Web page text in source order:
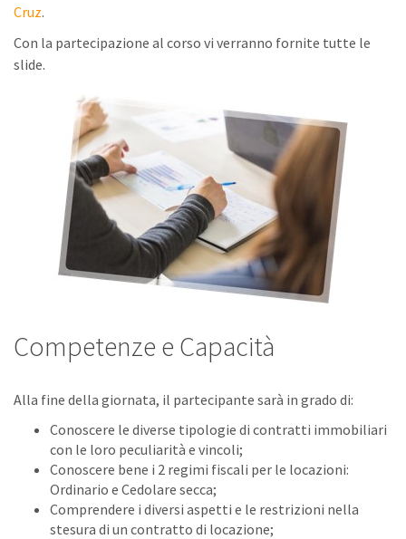
Cruz.
Con la partecipazione al corso vi verranno fornite tutte le
slide.
Competenze e Capacità
Alla fine della giornata, il partecipante sarà in grado di:
Conoscere le diverse tipologie di contratti immobiliari
con le loro peculiarità e vincoli;
Conoscere bene i 2 regimi fiscali per le locazioni:
Ordinario e Cedolare secca;
Comprendere i diversi aspetti e le restrizioni nella
stesura di un contratto di locazione;